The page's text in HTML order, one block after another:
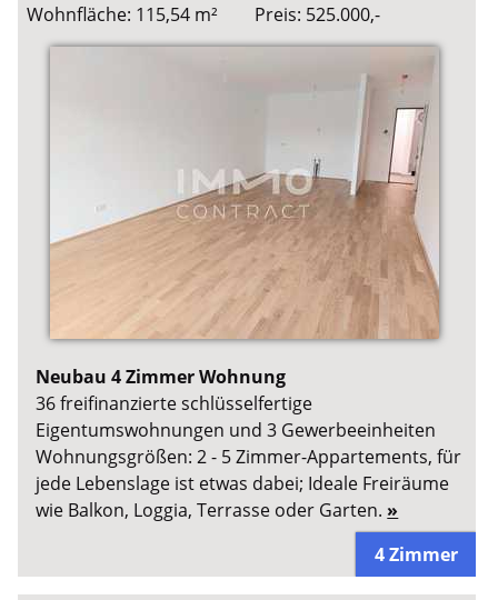
Wohnfläche: 115,54 m²
Preis: 525.000,-
Neubau 4 Zimmer Wohnung
36 freifinanzierte schlüsselfertige
Eigentumswohnungen und 3 Gewerbeeinheiten
Wohnungsgrößen: 2 - 5 Zimmer-Appartements, für
jede Lebenslage ist etwas dabei; Ideale Freiräume
wie Balkon, Loggia, Terrasse oder Garten. »
4 Zimmer